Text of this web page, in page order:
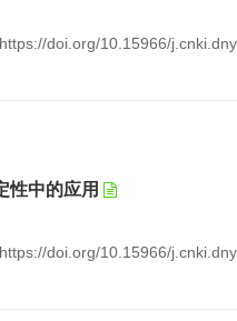
https://doi.org/10.15966/
性中的应用
https://doi.org/10.15966/